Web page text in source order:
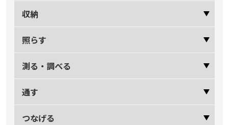
収納
照らす
測る・調べる
通す
つなげる